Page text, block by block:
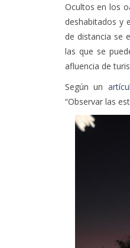
Ocultos en los
deshabitados y
de distancia se
las que se
afluencia de
Según un
“Observar las